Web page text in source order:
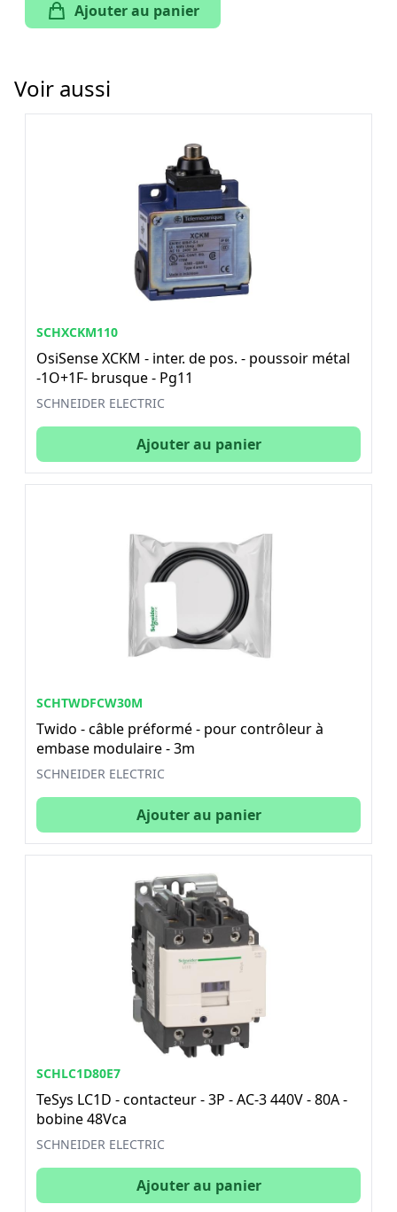
Ajouter au panier
Voir aussi
SCHXCKM110
OsiSense XCKM - inter. de pos. - poussoir métal
-1O+1F- brusque - Pg11
SCHNEIDER ELECTRIC
Ajouter au panier
SCHTWDFCW30M
Twido - câble préformé - pour contrôleur à
embase modulaire - 3m
SCHNEIDER ELECTRIC
Ajouter au panier
SCHLC1D80E7
TeSys LC1D - contacteur - 3P - AC-3 440V - 80A -
bobine 48Vca
SCHNEIDER ELECTRIC
Ajouter au panier